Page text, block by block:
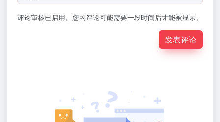
评论审核已启用。您的评论可能需要一段时间后才能被显示。
发表评论